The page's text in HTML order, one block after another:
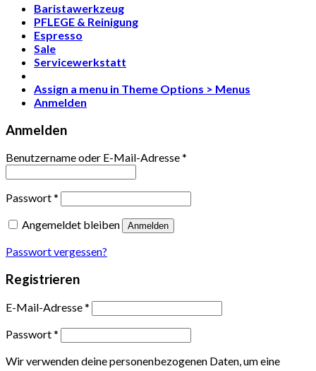
Baristawerkzeug
PFLEGE & Reinigung
Espresso
Sale
Servicewerkstatt
Assign a menu in Theme Options > Menus
Anmelden
Anmelden
Benutzername oder E-Mail-Adresse*
Passwort*
Angemeldet bleiben
Anmelden
Passwort vergessen?
Registrieren
E-Mail-Adresse*
Passwort*
Wir verwenden deine personenbezogenen Daten, um eine